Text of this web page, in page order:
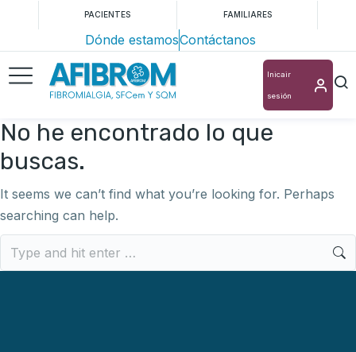
PACIENTES FAMILIARES
Dónde estamosContáctanos
Inicair
sesión
No he encontrado lo que
buscas.
It seems we can’t find what you’re looking for. Perhaps
searching can help.